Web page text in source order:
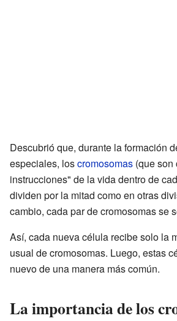
Descubrió que, durante la formación
especiales, loscromosomas (que son
instrucciones" de la vida dentro de
dividen por la mitad como en otras
cambio, cada par de cromosomas se
Así, cada nueva célula recibe solo la
usual de cromosomas. Luego, estas
nuevo de una manera más común.
La importancia de los